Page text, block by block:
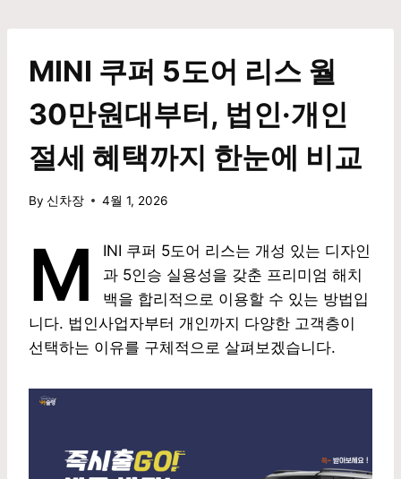
contentMINI 쿠퍼 5도어 리스 월
30만원대부터, 법인·개인
절세 혜택까지 한눈에 비교
By 신차장 4월 1, 2026
M
INI 쿠퍼 5도어 리스는 개성 있는 디자인
과 5인승 실용성을 갖춘 프리미엄 해치
백을 합리적으로 이용할 수 있는 방법입
니다. 법인사업자부터 개인까지 다양한 고객층이
선택하는 이유를 구체적으로 살펴보겠습니다.